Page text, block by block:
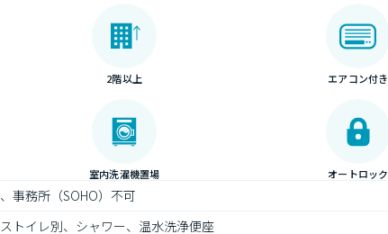
2階以上 エアコン付き
室内洗濯機置場 オートロック
事務所（SOHO）不可
トイレ別、シャワー、温水洗浄便座